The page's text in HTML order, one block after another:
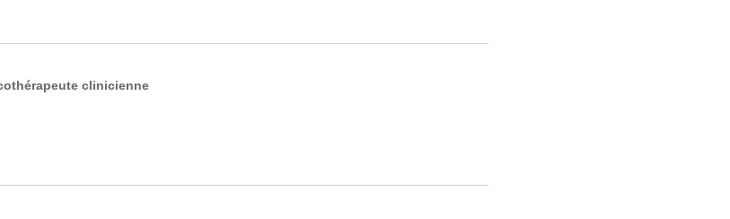
clinicienne